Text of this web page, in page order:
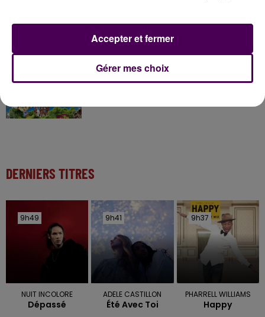
7 août 2026
Gagnez vos entrées pour Papéa Parc !
DERNIERS TITRES
9h49
9h49
NUIT INCOLORE
Dépassé
9h41
9h41
ADELE CASTILLON
Été Avec Toi
9h37
9h37
PHARRELL WILLIAMS
Happy
Gérer mes choix
Accepter et fermer